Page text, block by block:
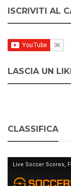
ISCRIVITI AL
LASCIA UN
CLASSIFICA